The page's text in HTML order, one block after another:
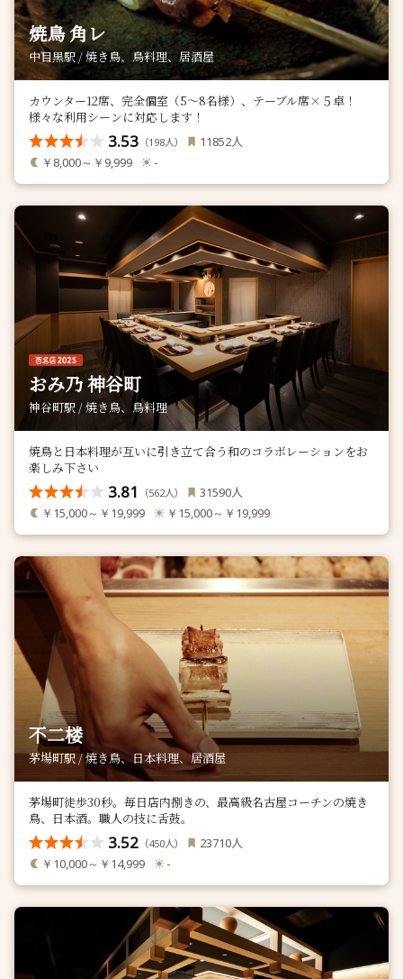
焼鳥 角レ
中目黒駅 / 焼き鳥、鳥料理、居酒屋
カウンター12席、完全個室（5〜8名様）、テーブル席×５卓！
様々な利用シーンに対応します！
3.53 （198人） 11852人
￥8,000～￥9,999 -
おみ乃 神谷町
神谷町駅 / 焼き鳥、鳥料理
焼鳥と日本料理が互いに引き立て合う和のコラボレーションをお
楽しみ下さい
3.81 （562人） 31590人
￥15,000～￥19,999 ￥15,000～￥19,999
不二楼
茅場町駅 / 焼き鳥、日本料理、居酒屋
茅場町徒歩30秒。毎日店内捌きの、最高級名古屋コーチンの焼き
鳥、日本酒。職人の技に舌鼓。
3.52 （450人） 23710人
￥10,000～￥14,999 -